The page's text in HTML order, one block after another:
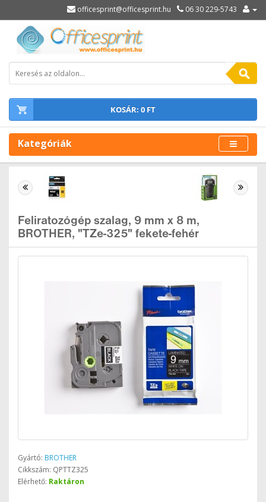
officesprint@officesprint.hu 06 30 229-5743
KOSÁR: 0 FT
Kategóriák
Feliratozógép szalag, 9 mm x 8 m,
BROTHER, "TZe-325" fekete-fehér
Gyártó: BROTHER
Cikkszám: QPTTZ325
Elérhető: Raktáron